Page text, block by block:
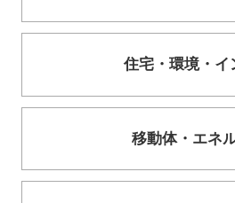
住宅・ 環境・ イ
移動体・ エネ